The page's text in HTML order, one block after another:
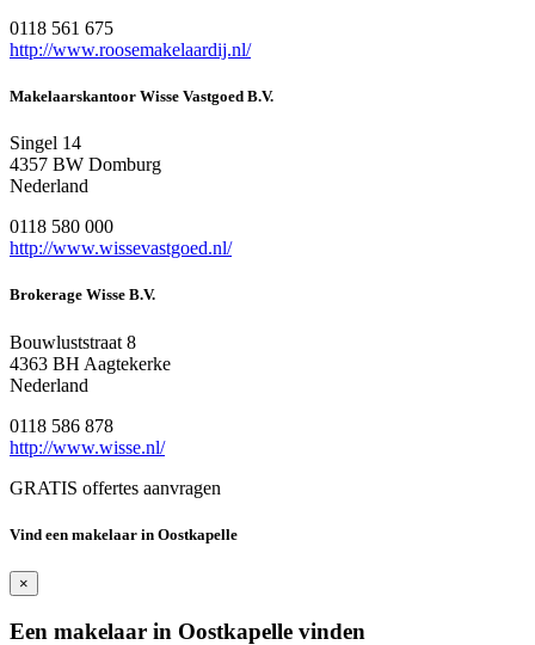
0118 561 675
http://www.roosemakelaardij.nl/
Makelaarskantoor Wisse Vastgoed B.V.
Singel 14
4357 BW Domburg
Nederland
0118 580 000
http://www.wissevastgoed.nl/
Brokerage Wisse B.V.
Bouwluststraat 8
4363 BH Aagtekerke
Nederland
0118 586 878
http://www.wisse.nl/
GRATIS offertes aanvragen
Vind een makelaar in Oostkapelle
×
Een makelaar in Oostkapelle vinden